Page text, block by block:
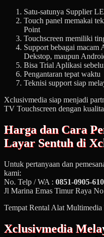
Satu-satunya Supplier
Touch panel memakai
Point
Touchscreen memiliki
Support bebagai
Dekstop, maupun
Bisa Trial Aplikasi
Pengantaran tepat waktu
Teknisi support siap
Xclusivmedia siap menjadi
TV Touchscreen dengan
Harga dan Cara
Layar Sentuh di
Untuk pertanyaan dan
kami:
No. Telp / WA : 0851-0905-
Jl Marina Emas Timur Raya
Tempat Rental Alat Multimedia
Xclusivmedia